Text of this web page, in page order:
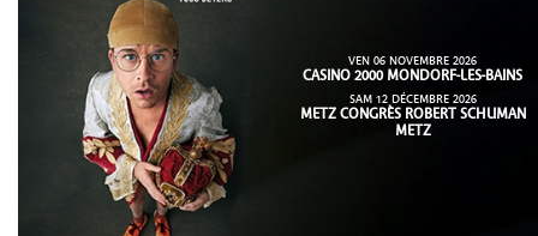
VEN 06 NOVEMBRE 2026
CASINO 2000 MONDORF-LES-BAINS
SAM 12 DÉCEMBRE 2026
METZ CONGRÈS ROBERT SCHUMAN
METZ